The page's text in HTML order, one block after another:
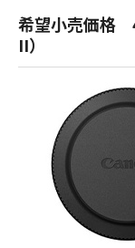
希望小売価格
II）